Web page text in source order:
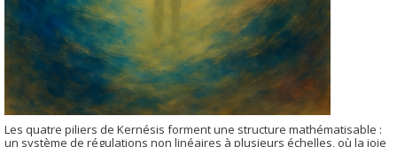
Les quatre piliers de Kernésis forment une structure mathématisable :
un système de régulations non linéaires à plusieurs échelles, où la joie